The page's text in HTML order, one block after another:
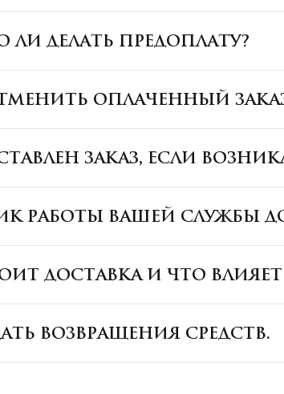
ЛИ ДЕЛАТЬ ПРЕДОПЛАТУ?
ОПЛАЧЕННЫЙ
ЗАКАЗ, ЕСЛИ
РАБОТЫ ВАШЕЙ СЛУЖБЫ
ДОСТАВКА И ЧТО
ВОЗВРАЩЕНИЯ СРЕДСТВ.